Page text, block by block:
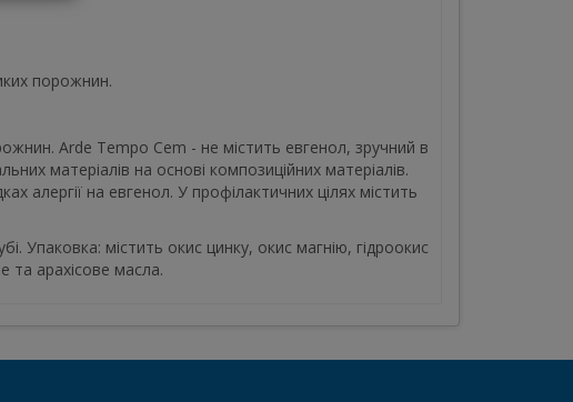
порожнин.
Arde Tempo Cem - не містить евгенол, зручний в
матеріалів на основі композиційних матеріалів.
алергії на евгенол. У профілактичних цілях містить
Упаковка: містить окис цинку, окис магнію, гідроокис
та арахісове масла.